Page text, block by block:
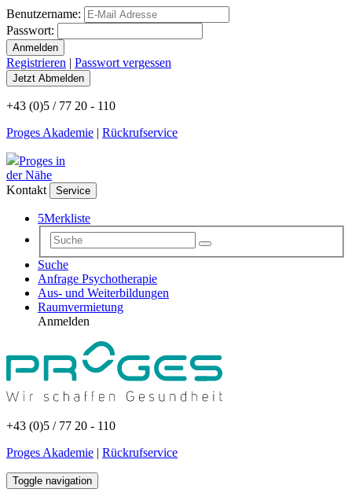
Benutzername:
Passwort:
Registrieren | Passwort vergessen
+43 (0)5 / 77 20 - 110
Proges Akademie | Rückrufservice
Proges in
der Nähe
Kontakt
Service
5Merkliste
Suche
Anfrage Psychotherapie
Aus- und Weiterbildungen
Raumvermietung
Anmelden
+43 (0)5 / 77 20 - 110
Proges Akademie | Rückrufservice
Toggle navigation